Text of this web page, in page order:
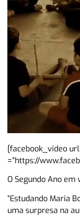
[facebook_video url
=”https://
O Segundo Ano
“Estudando Maria
uma surpresa na